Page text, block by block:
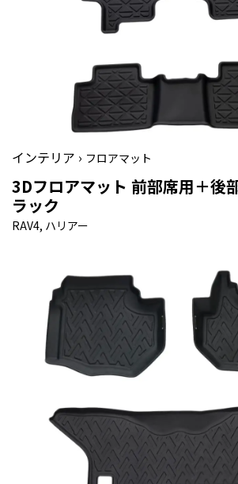
インテリア › フロアマット
3Dフロアマット 前部席用＋後
ラック
RAV4, ハリアー